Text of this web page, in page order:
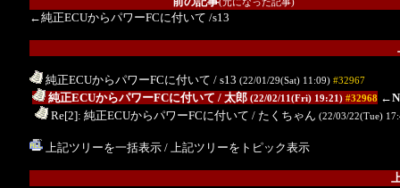
←純正ECUからパワーFCに付いて /s13
純正ECUからパワーFCに付いて / s13 (22/01/29(Sat) 11:09) #32967
純正ECUからパワーFCに付いて / 太郎 (22/02/11(Fri) 19:21) #32968
Re[2]: 純正ECUからパワーFCに付いて / たくちゃん (22/03/22(Tue)
上記ツリーを一括表示/ 上記ツリーをトピック表示